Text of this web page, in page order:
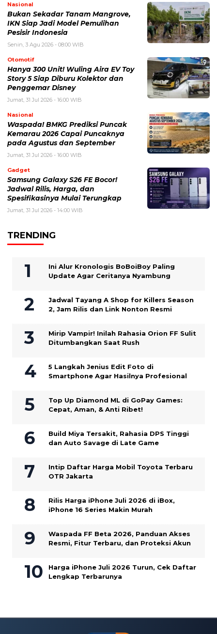
Nasional
Bukan Sekadar Tanam Mangrove,
IKN Siap Jadi Model Pemulihan
Pesisir Indonesia
Senin, 3 Agu 2026 - 08:00 WIB
Otomotif
Hanya 300 Unit! Wuling Aira EV Toy
Story 5 Siap Diburu Kolektor dan
Penggemar Disney
Jumat, 31 Jul 2026 - 16:00 WIB
Nasional
Waspada! BMKG Prediksi Puncak
Kemarau 2026 Capai Puncaknya
pada Agustus dan September
Jumat, 31 Jul 2026 - 16:00 WIB
Gadget
Samsung Galaxy S26 FE Bocor!
Jadwal Rilis, Harga, dan
Spesifikasinya Mulai Terungkap
Jumat, 31 Jul 2026 - 14:00 WIB
TRENDING
Ini Alur Kronologis BoBoiBoy Paling
Update Agar Ceritanya Nyambung
Jadwal Tayang A Shop for Killers Season
2, Jam Rilis dan Link Nonton Resmi
Mirip Vampir! Inilah Rahasia Orion FF Sulit
Ditumbangkan Saat Rush
5 Langkah Jenius Edit Foto di
Smartphone Agar Hasilnya Profesional
Top Up Diamond ML di GoPay Games:
Cepat, Aman, & Anti Ribet!
Build Miya Tersakit, Rahasia DPS Tinggi
dan Auto Savage di Late Game
Intip Daftar Harga Mobil Toyota Terbaru
OTR Jakarta
Rilis Harga iPhone Juli 2026 di iBox,
iPhone 16 Series Makin Murah
Waspada FF Beta 2026, Panduan Akses
Resmi, Fitur Terbaru, dan Proteksi Akun
Harga iPhone Juli 2026 Turun, Cek Daftar
Lengkap Terbarunya